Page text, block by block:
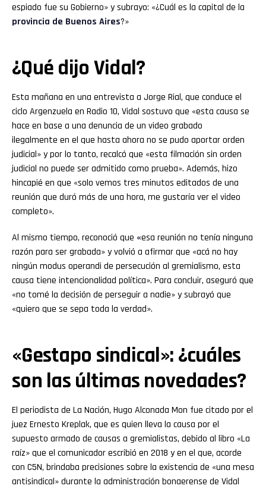
espiado fue su Gobierno» y subrayo: «¿Cuál es la capital de la
provincia de Buenos Aires?»
¿Qué dijo Vidal?
Esta mañana en una entrevista a Jorge Rial, que conduce el
ciclo Argenzuela en Radio 10, Vidal sostuvo que «esta causa se
hace en base a una denuncia de un video grabado
ilegalmente en el que hasta ahora no se pudo aportar orden
judicial» y por lo tanto, recalcó que «esta filmación sin orden
judicial no puede ser admitido como prueba». Además, hizo
hincapié en que «solo vemos tres minutos editados de una
reunión que duró más de una hora, me gustaría ver el video
completo».
Al mismo tiempo, reconoció que «esa reunión no tenía ninguna
razón para ser grabada» y volvió a afirmar que «acá no hay
ningún modus operandi de persecución al gremialismo, esta
causa tiene intencionalidad política». Para concluir, aseguró que
«no tomé la decisión de perseguir a nadie» y subrayó que
«quiero que se sepa toda la verdad».
«Gestapo sindical»: ¿cuáles
son las últimas novedades?
El periodista de La Nación, Hugo Alconada Mon fue citado por el
juez Ernesto Kreplak, que es quien lleva la causa por el
supuesto armado de causas a gremialistas, debido al libro «La
raíz» que el comunicador escribió en 2018 y en el que, acorde
con C5N, brindaba precisiones sobre la existencia de «una mesa
antisindical» durante la administración bonaerense de Vidal